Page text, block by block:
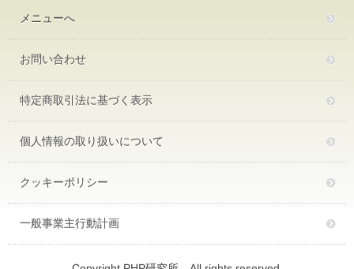
メニューへ
お問い合わせ
特定商取引法に基づく表示
個人情報の取り扱いについて
クッキーポリシー
一般事業主行動計画